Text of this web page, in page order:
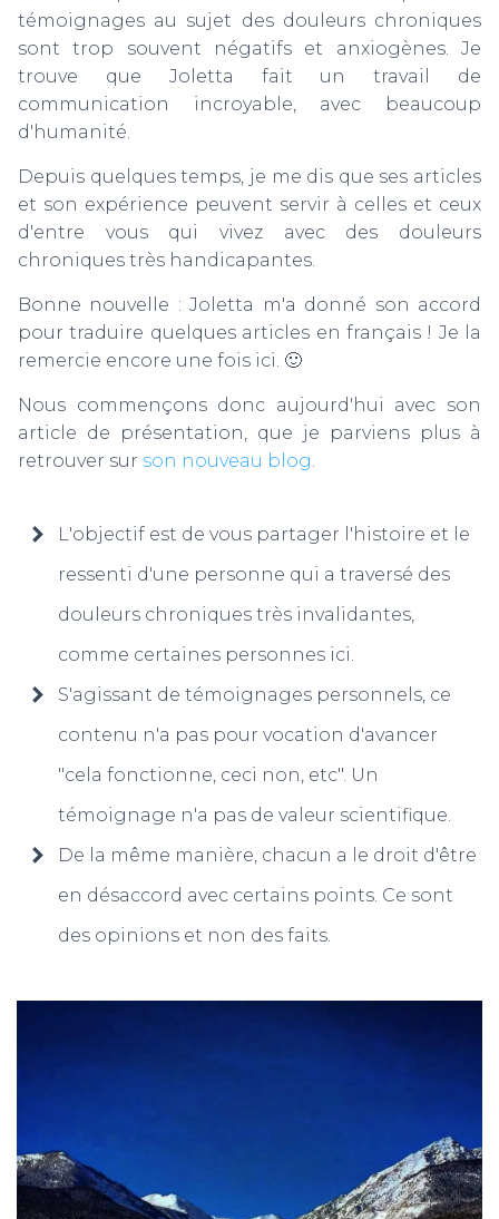
I
O
N
témoignages au sujet des douleurs chroniques
sont trop souvent négatifs et anxiogènes. Je
trouve que Joletta fait un travail de
communication incroyable, avec beaucoup
d'humanité.
Depuis quelques temps, je me dis que ses articles
et son expérience peuvent servir à celles et ceux
d'entre vous qui vivez avec des douleurs
chroniques très handicapantes.
Bonne nouvelle : Joletta m'a donné son accord
pour traduire quelques articles en français ! Je la
remercie encore une fois ici. 🙂
Nous commençons donc aujourd'hui avec son
article de présentation, que je parviens plus à
retrouver sur son nouveau blog.
L'objectif est de vous partager l'histoire et le
ressenti d'une personne qui a traversé des
douleurs chroniques très invalidantes,
comme certaines personnes ici.
S'agissant de témoignages personnels, ce
contenu n'a pas pour vocation d'avancer
"cela fonctionne, ceci non, etc". Un
témoignage n'a pas de valeur scientifique.
De la même manière, chacun a le droit d'être
en désaccord avec certains points. Ce sont
des opinions et non des faits.